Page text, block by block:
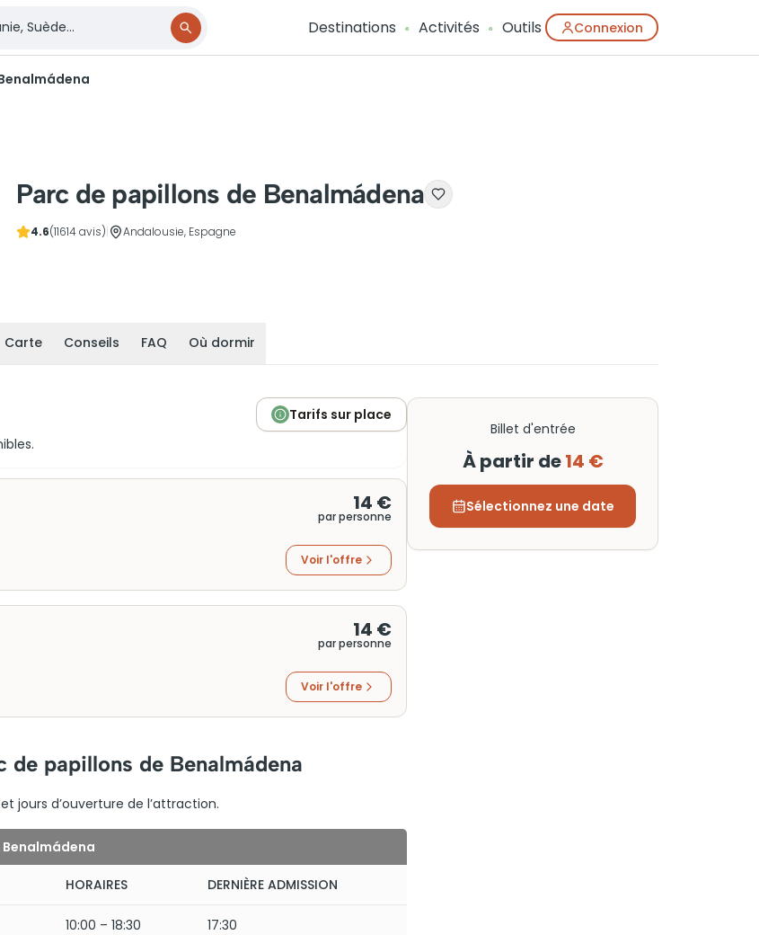
Destinations Activités Outils Connexion
Parc de papillons de Benalmádena
4.6(11614 avis) Andalousie, Espagne
Carte Conseils FAQ Où dormir
Tarifs sur place
14 €
par personne
Voir l'offre
14 €
par personne
Voir l'offre
de papillons de Benalmádena
jours d’ouverture de l’attraction.
HORAIRES DERNIÈRE ADMISSION
10:00 – 18:30 17:30
Billet d'entrée
À partir de14 €
Sélectionnez une date